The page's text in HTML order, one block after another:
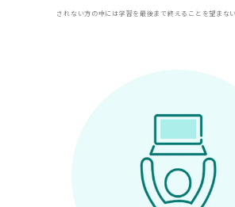
されない方の中には学習を最後まで終えることを望まな